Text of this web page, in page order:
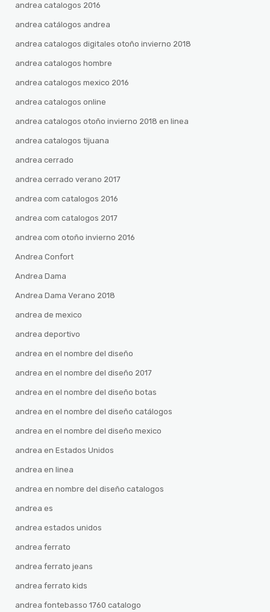
andrea catalogos 2016
andrea catálogos andrea
andrea catalogos digitales otoño invierno 2018
andrea catalogos hombre
andrea catalogos mexico 2016
andrea catalogos online
andrea catalogos otoño invierno 2018 en linea
andrea catalogos tijuana
andrea cerrado
andrea cerrado verano 2017
andrea com catalogos 2016
andrea com catalogos 2017
andrea com otoño invierno 2016
Andrea Confort
Andrea Dama
Andrea Dama Verano 2018
andrea de mexico
andrea deportivo
andrea en el nombre del diseño
andrea en el nombre del diseño 2017
andrea en el nombre del diseño botas
andrea en el nombre del diseño catálogos
andrea en el nombre del diseño mexico
andrea en Estados Unidos
andrea en linea
andrea en nombre del diseño catalogos
andrea es
andrea estados unidos
andrea ferrato
andrea ferrato jeans
andrea ferrato kids
andrea fontebasso 1760 catalogo